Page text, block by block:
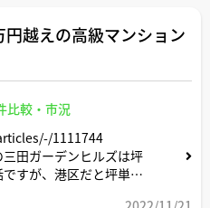
場企業勤務4年
かな予想（夫 2,000万
越えの高級マンション
比較・市況
1111744
田ガーデンヒルズは坪
すが、港区だと坪単価